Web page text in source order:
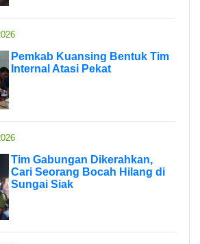
Pemkab Kuansing Bentuk Tim
Internal Atasi Pekat
Tim Gabungan Dikerahkan,
Cari Seorang Bocah Hilang di
Sungai Siak